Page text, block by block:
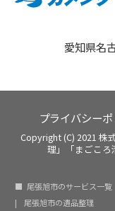
愛知県名
プライバシー
Copyright (C) 2021 株
理」「まごころ
尾張旭市のサービス一覧
尾張旭市の遺品整理